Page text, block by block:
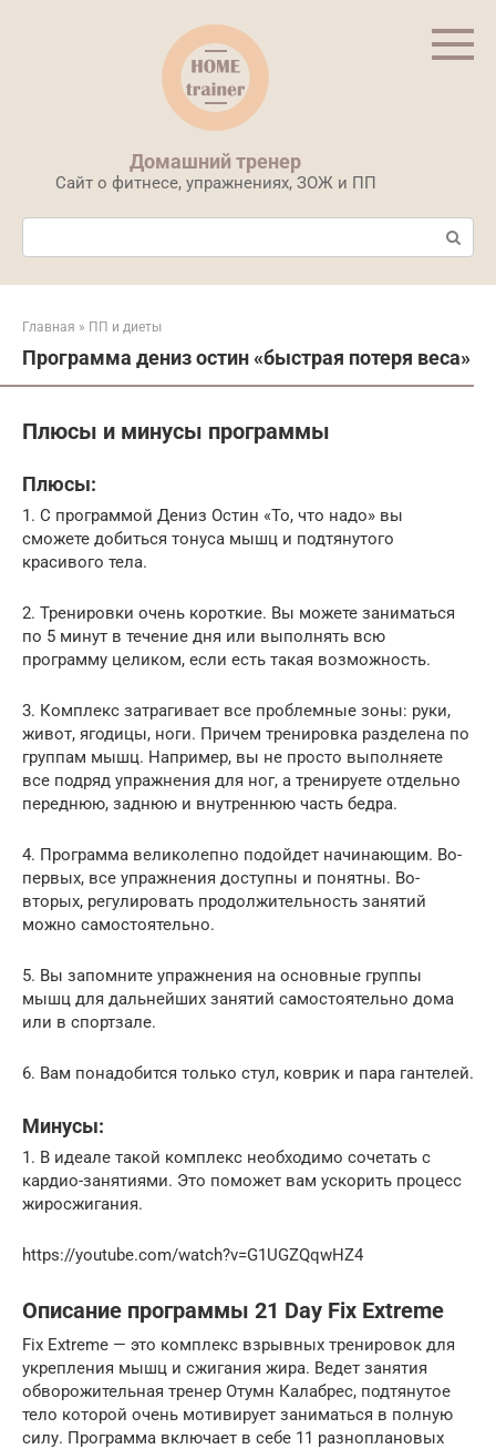
Домашний тренер
Сайт о фитнесе, упражнениях, ЗОЖ и ПП
Поиск:
Главная » ПП и диеты
Программа дениз остин «быстрая потеря веса»
Плюсы и минусы программы
Плюсы:
1. С программой Дениз Остин «То, что надо» вы
сможете добиться тонуса мышц и подтянутого
красивого тела.
2. Тренировки очень короткие. Вы можете заниматься
по 5 минут в течение дня или выполнять всю
программу целиком, если есть такая возможность.
3. Комплекс затрагивает все проблемные зоны: руки,
живот, ягодицы, ноги. Причем тренировка разделена по
группам мышц. Например, вы не просто выполняете
все подряд упражнения для ног, а тренируете отдельно
переднюю, заднюю и внутреннюю часть бедра.
4. Программа великолепно подойдет начинающим. Во-
первых, все упражнения доступны и понятны. Во-
вторых, регулировать продолжительность занятий
можно самостоятельно.
5. Вы запомните упражнения на основные группы
мышц для дальнейших занятий самостоятельно дома
или в спортзале.
6. Вам понадобится только стул, коврик и пара гантелей.
Минусы:
1. В идеале такой комплекс необходимо сочетать с
кардио-занятиями. Это поможет вам ускорить процесс
жиросжигания.
https://youtube.com/watch?v=G1UGZQqwHZ4
Описание программы 21 Day Fix Extreme
Fix Extreme — это комплекс взрывных тренировок для
укрепления мышц и сжигания жира. Ведет занятия
обворожительная тренер Отумн Калабрес, подтянутое
тело которой очень мотивирует заниматься в полную
силу. Программа включает в себе 11 разноплановых